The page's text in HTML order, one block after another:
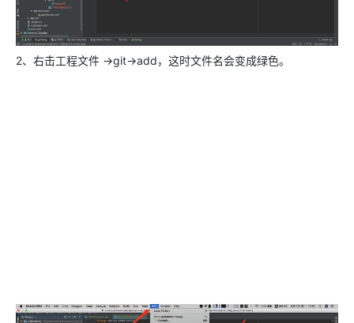
2、右击工程文件 ->git->add，这时文件名会变成绿色。